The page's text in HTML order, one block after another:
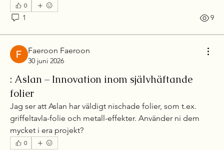
0
1 9
Faeroon Faeroon
30 juni 2026
: Aslan – Innovation inom självhäftande
folier
Jag ser att Aslan har väldigt nischade folier, som t.ex.
griffeltavla-folie och metall-effekter. Använder ni dem
mycket i era projekt?
0